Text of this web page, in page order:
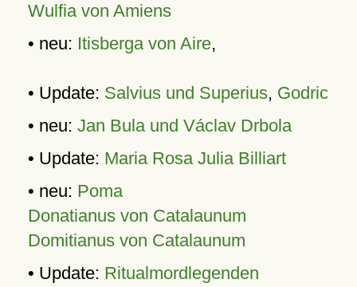
Wulfia von Amiens
• neu: Itisberga von Aire,
• Update: Salvius und Superius, Godric
• neu: Jan Bula und Václav Drbola
• Update: Maria Rosa Julia Billiart
• neu: Poma
Donatianus von Catalaunum
Domitianus von Catalaunum
• Update: Ritualmordlegenden